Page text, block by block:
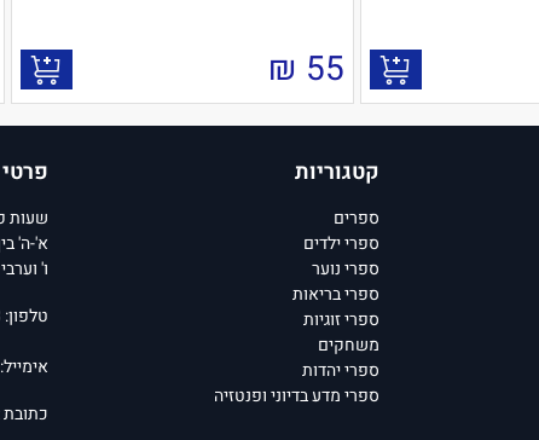
55
₪
קטגוריות
ספרים
ספרי ילדים
ספרי נוער
ספרי בריאות
ספרי זוגיות
משחקים
ספרי יהדות
ספרי מדע בדיוני ופנטזיה
שעות
א'-ה' בין
ו' וערבי
טלפון: 02-6248293
אימייל:
כתובת :